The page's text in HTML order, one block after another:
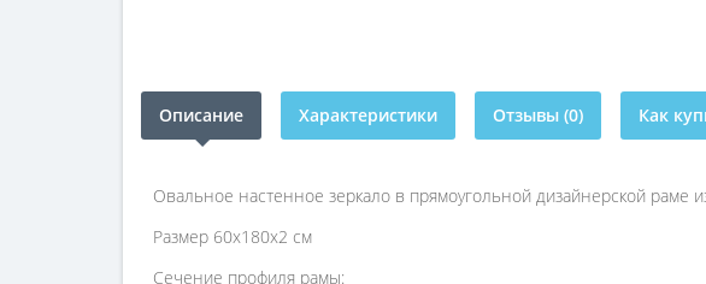
Описание Характеристики Отзывы (0) Как
Овальное настенное зеркало в прямоугольной дизайнерской раме
Размер 60х180х2 см
Сечение профиля рамы: